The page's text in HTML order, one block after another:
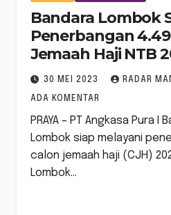
Bandara Lombok
Penerbangan
Jemaah Haji NTB
30 MEI 2023 RADAR
ADA KOMENTAR
PRAYA – PT Angkasa Pura
Lombok siap melayani
calon jemaah haji (CJH)
Lombok…